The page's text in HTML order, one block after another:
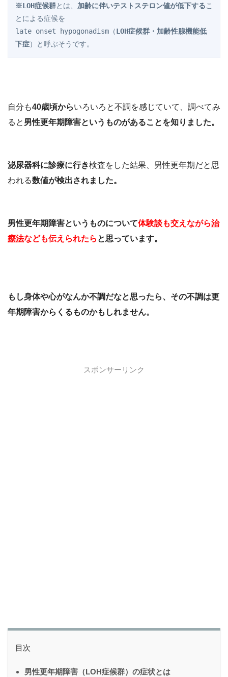
※LOH症候群とは、 加齢に伴いテストステロン値が低下するこ
とによる症候を
late onset hypogonadism（LOH症候群・加齢性腺機能低
下症）と呼ぶそうです。
自分も40歳頃からいろいろと不調を感じていて、調べてみ
ると 男性更年期障害というものがあることを知りました。
泌尿器科に診療に行き検査をした結果、男性更年期だと思
われる数値が検出されました。
男性更年期障害というものについて体験談も交えながら治
療法なども伝えられたら と思っています。
もし身体や心がなんか不調だなと思ったら、その不調は更
年期障害からくるものかもしれません。
スポンサーリンク
目次
男性更年期障害（LOH症候群）の症状とは